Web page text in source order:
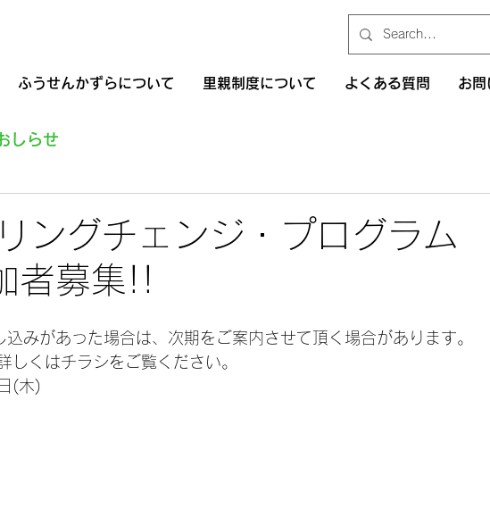
ふうせんかずらについて 里親制度について よくある質問 お問
しらせ
ングチェンジ・プログラム
者募集!!
みがあった場合は、次期をご案内させて頂く場合があります。
しくはチラシをご覧ください。
(木)